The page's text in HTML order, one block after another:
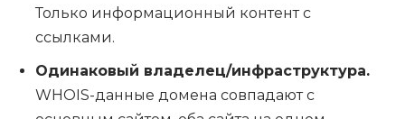
Только информационный контент с
ссылками.
Одинаковый владелец/инфраструктура.
WHOIS-данные домена совпадают с